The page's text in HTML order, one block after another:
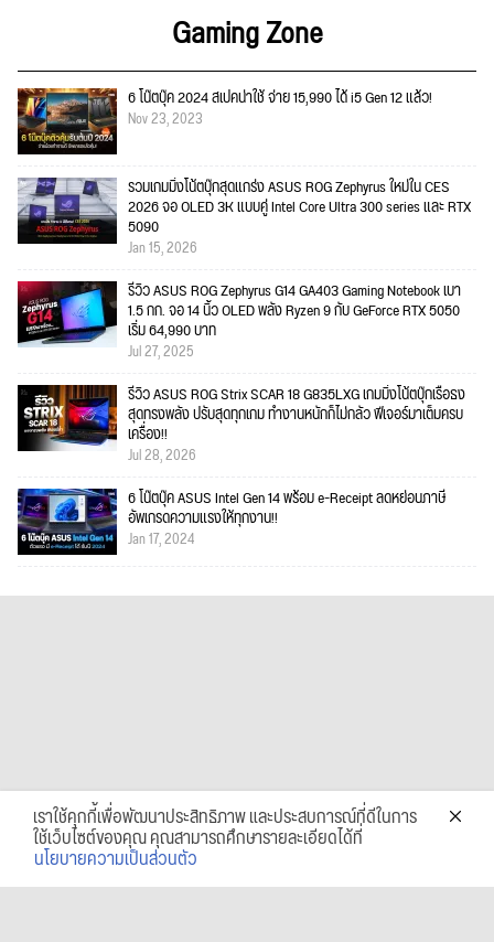
Gaming Zone
6 โน๊ตบุ๊ค 2024 สเปคน่าใช้ จ่าย 15,990 ได้ i5 Gen 12 แล้ว!
Nov 23, 2023
รวมเกมมิ่งโน้ตบุ๊กสุดแกร่ง ASUS ROG Zephyrus ใหม่ใน CES
2026 จอ OLED 3K แบบคู่ Intel Core Ultra 300 series และ RTX
5090
Jan 15, 2026
รีวิว ASUS ROG Zephyrus G14 GA403 Gaming Notebook เบา
1.5 กก. จอ 14 นิ้ว OLED พลัง Ryzen 9 กับ GeForce RTX 5050
เริ่ม 64,990 บาท
Jul 27, 2025
รีวิว ASUS ROG Strix SCAR 18 G835LXG เกมมิ่งโน้ตบุ๊กเรือธง
สุดทรงพลัง ปรับสุดทุกเกม ทำงานหนักก็ไม่กลัว ฟีเจอร์มาเต็มครบ
เครื่อง!!
Jul 28, 2026
6 โน๊ตบุ๊ค ASUS Intel Gen 14 พร้อม e-Receipt ลดหย่อนภาษี
อัพเกรดความแรงให้ทุกงาน!!
Jan 17, 2024
เราใช้คุกกี้เพื่อพัฒนาประสิทธิภาพ และประสบการณ์ที่ดีในการ
ใช้เว็บไซต์ของคุณ คุณสามารถศึกษารายละเอียดได้ที่
นโยบายความเป็นส่วนตัว